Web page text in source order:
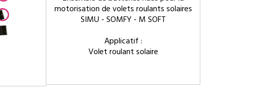
motorisation de volets roulants solaires
SIMU - SOMFY - M SOFT
Applicatif :
Volet roulant solaire